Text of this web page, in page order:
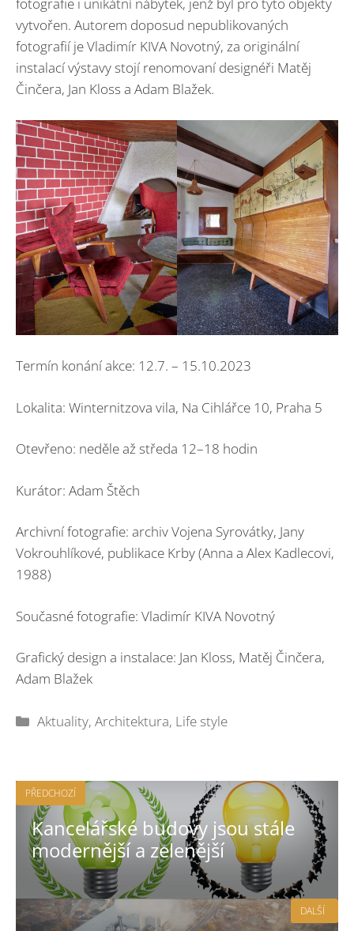
vytvořen. Autorem doposud nepublikovaných
fotografií je Vladimír KIVA Novotný, za originální
instalací výstavy stojí renomovaní designéři Matěj
Činčera, Jan Kloss a Adam Blažek.
Termín konání akce: 12.7. – 15.10.2023
Lokalita: Winternitzova vila, Na Cihlářce 10, Praha 5
Otevřeno: neděle až středa 12–18 hodin
Kurátor: Adam Štěch
Archivní fotografie: archiv Vojena Syrovátky, Jany
Vokrouhlíkové, publikace Krby (Anna a Alex Kadlecovi,
1988)
Současné fotografie: Vladimír KIVA Novotný
Grafický design a instalace: Jan Kloss, Matěj Činčera,
Adam Blažek
Rubriky
Aktuality,Architektura, Life style
PŘEDCHOZÍ
Kancelářské budovy jsou stále
modernější a zelenější
DALŠÍ